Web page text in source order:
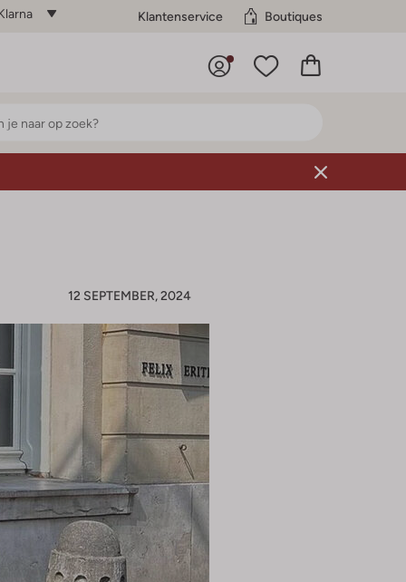
Klantenservice Boutiques
12 SEPTEMBER, 2024